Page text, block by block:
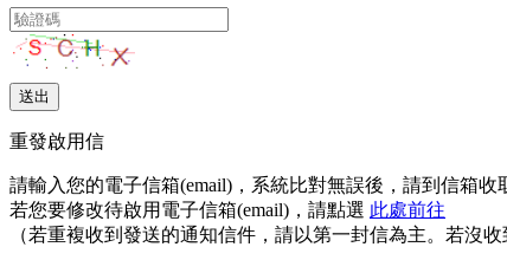
重發啟用信
請輸入您的電子信箱(email)，系統比對無誤後，請到信箱
若您要修改待啟用電子信箱(email)，請點選 此處前往
（若重複收到發送的通知信件，請以第一封信為主。若沒